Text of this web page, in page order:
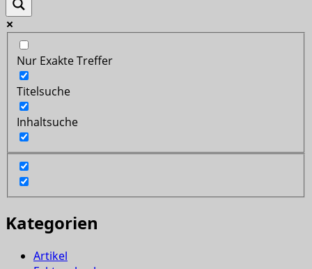
Nur Exakte Treffer
Titelsuche
Inhaltsuche
Kategorien
Artikel